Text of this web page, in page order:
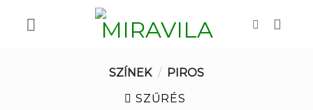
SZÍNEK / PIROS
SZŰRÉS